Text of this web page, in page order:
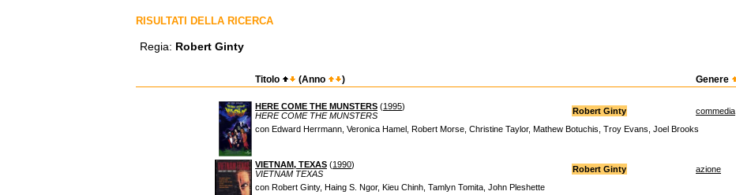
RISULTATI DELLA RICERCA
Regia: Robert Ginty
Titolo (Anno ) Genere
HERE COME THE MUNSTERS (1995)
HERE COME THE MUNSTERS
Robert Ginty commedia
con Edward Herrmann, Veronica Hamel, Robert Morse, Christine Taylor, Mathew Botuchis, Troy Evans, Joel Brooks
VIETNAM, TEXAS (1990)
VIETNAM TEXAS
Robert Ginty azione
con Robert Ginty, Haing S. Ngor, Kieu Chinh, Tamlyn Tomita, John Pleshette